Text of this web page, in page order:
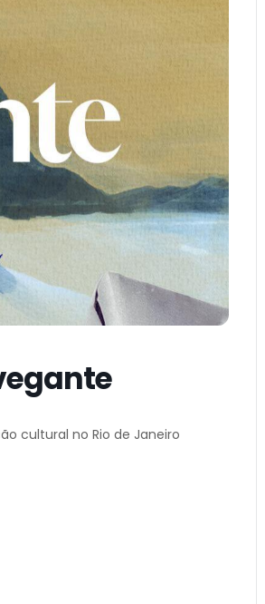
cultural no Rio de Janeiro